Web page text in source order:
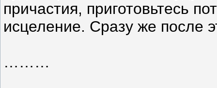
причастия, приготовьтесь
исцеление. Сразу же после
………